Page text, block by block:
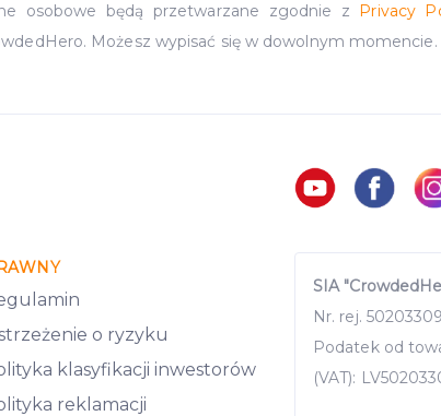
osobowe będą przetwarzane zgodnie z Privacy
Możesz wypisać się w dowolnym momencie.
o ryzyku
klasyfikacji inwestorów
reklamacji
SIA
Nr. rej.
Podatek od
(VAT):